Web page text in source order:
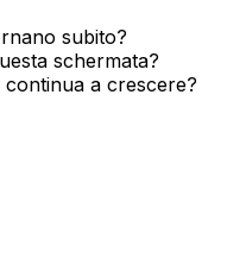
subito?
schermata?
continua a crescere?